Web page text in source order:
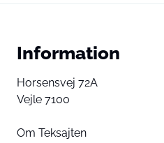
Information
Horsensvej 72A
Vejle 7100
Om Teksajten